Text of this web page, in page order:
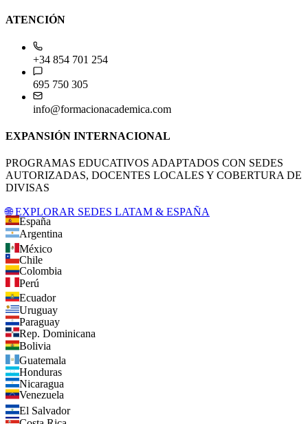
ATENCIÓN
+34 854 701 254
695 750 305
info@formacionacademica.com
EXPANSIÓN INTERNACIONAL
PROGRAMAS EDUCATIVOS ADAPTADOS CON SEDES
AUTORIZADAS, DOCENTES LOCALES Y COBERTURA DE
DIVISAS
🌐 EXPLORAR SEDES LATAM & ESPAÑA
España
Argentina
México
Chile
Colombia
Perú
Ecuador
Uruguay
Paraguay
Rep. Dominicana
Bolivia
Guatemala
Honduras
Nicaragua
Venezuela
El Salvador